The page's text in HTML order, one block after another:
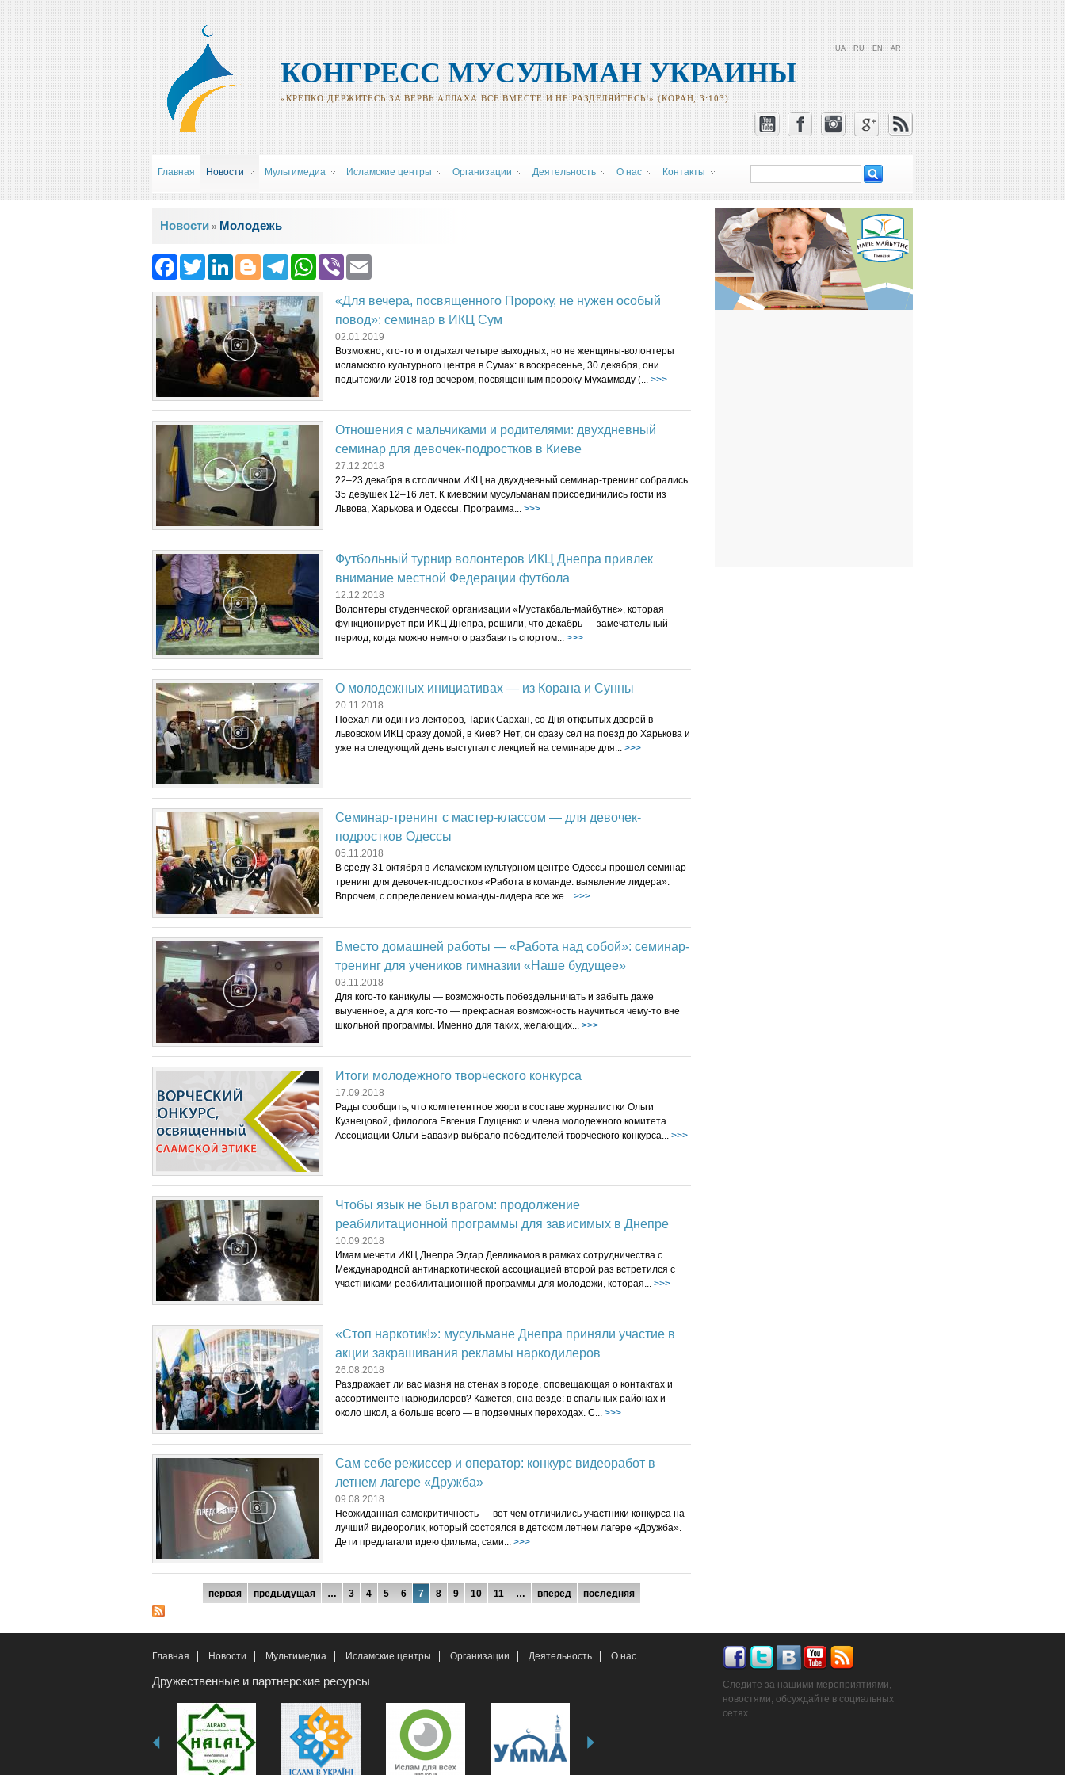
КОНГРЕСС МУСУЛЬМАН УКРАИНЫ
«КРЕПКО ДЕРЖИТЕСЬ ЗА ВЕРВЬ АЛЛАХА ВСЕ ВМЕСТЕ И НЕ РАЗДЕЛЯЙТЕСЬ!» (КОРАН, 3:103)
UA RU EN AR
Главная Новости Мультимедиа Исламские центры Oрганизации Деятельность О нас Контакты Форма поиска
Вы здесь
Новости » Молодежь
Facebook
Twitter
LinkedIn
Blogger
Telegram
WhatsApp
Viber
«Для вечера, посвященного Пророку, не нужен особый
повод»: семинар в ИКЦ Сум
02.01.2019
Возможно, кто-то и отдыхал четыре выходных, но не женщины-волонтеры
исламского культурного центра в Сумах: в воскресенье, 30 декабря, они
подытожили 2018 год вечером, посвященным пророку Мухаммаду (... >>>
Отношения с мальчиками и родителями: двухдневный
семинар для девочек-подростков в Киеве
27.12.2018
22–23 декабря в столичном ИКЦ на двухдневный семинар-тренинг собрались
35 девушек 12–16 лет. К киевским мусульманам присоединились гости из
Львова, Харькова и Одессы. Программа... >>>
Футбольный турнир волонтеров ИКЦ Днепра привлек
внимание местной Федерации футбола
12.12.2018
Волонтеры студенческой организации «Мустакбаль-майбутнє», которая
функционирует при ИКЦ Днепра, решили, что декабрь — замечательный
период, когда можно немного разбавить спортом... >>>
О молодежных инициативах — из Корана и Сунны
20.11.2018
Поехал ли один из лекторов, Тарик Сархан, со Дня открытых дверей в
львовском ИКЦ сразу домой, в Киев? Нет, он сразу сел на поезд до Харькова и
уже на следующий день выступал с лекцией на семинаре для... >>>
Семинар-тренинг с мастер-классом — для девочек-
подростков Одессы
05.11.2018
В среду 31 октября в Исламском культурном центре Одессы прошел семинар-
тренинг для девочек-подростков «Работа в команде: выявление лидера».
Впрочем, с определением команды-лидера все же... >>>
Вместо домашней работы — «Работа над собой»: семинар-
тренинг для учеников гимназии «Наше будущее»
03.11.2018
Для кого-то каникулы — возможность побездельничать и забыть даже
выученное, а для кого-то — прекрасная возможность научиться чему-то вне
школьной программы. Именно для таких, желающих... >>>
Итоги молодежного творческого конкурса
17.09.2018
Рады сообщить, что компетентное жюри в составе журналистки Ольги
Кузнецовой, филолога Евгения Глущенко и члена молодежного комитета
Ассоциации Ольги Бавазир выбрало победителей творческого конкурса... >>>
Чтобы язык не был врагом: продолжение
реабилитационной программы для зависимых в Днепре
10.09.2018
Имам мечети ИКЦ Днепра Эдгар Девликамов в рамках сотрудничества с
Международной антинаркотической ассоциацией второй раз встретился с
участниками реабилитационной программы для молодежи, которая... >>>
«Стоп наркотик!»: мусульмане Днепра приняли участие в
акции закрашивания рекламы наркодилеров
26.08.2018
Раздражает ли вас мазня на стенах в городе, оповещающая о контактах и ​​
ассортименте наркодилеров? Кажется, она везде: в спальных районах и
около школ, а больше всего — в подземных переходах. С... >>>
Сам себе режиссер и оператор: конкурс видеоработ в
летнем лагере «Дружба»
09.08.2018
Неожиданная самокритичность — вот чем отличились участники конкурса на
лучший видеоролик, который состоялся в детском летнем лагере «Дружба».
Дети предлагали идею фильма, сами... >>>
Страницы
первая предыдущая … 3 4 5 6 7 8 9 10 11 … вперёд последняя
Следите за нашими мероприятиями,
новостями, обсуждайте в социальных
сетях
Главная Новости Мультимедиа Исламские центры Организации Деятельность О нас
Дружественные и партнерские ресурсы